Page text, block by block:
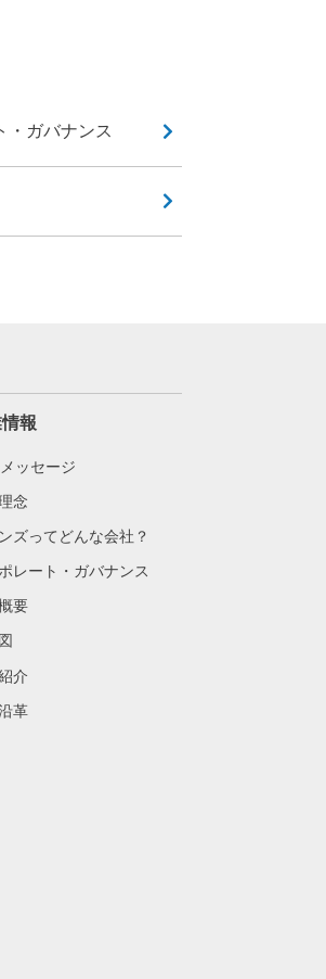
・ガバナンス
報
ッセージ
念
ズってどんな会社？
レート・ガバナンス
要
介
革